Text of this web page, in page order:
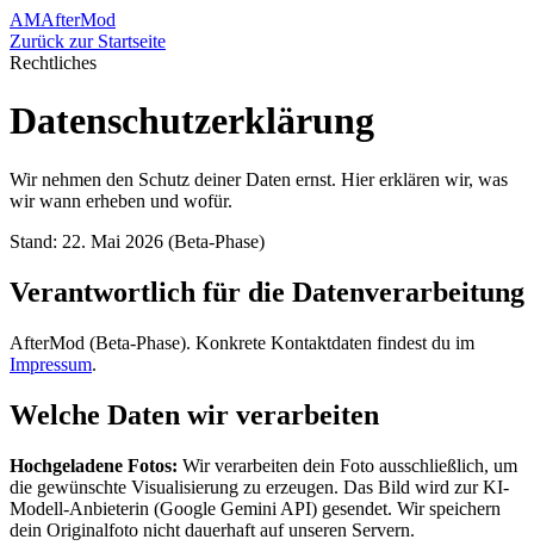
AMAfterMod
Zurück zur Startseite
Rechtliches
Datenschutzerklärung
Wir nehmen den Schutz deiner Daten ernst. Hier erklären wir, was
wir wann erheben und wofür.
Stand: 22. Mai 2026 (Beta-Phase)
Verantwortlich für die Datenverarbeitung
AfterMod (Beta-Phase). Konkrete Kontaktdaten findest du im
Impressum.
Welche Daten wir verarbeiten
Hochgeladene Fotos: Wir verarbeiten dein Foto ausschließlich, um
die gewünschte Visualisierung zu erzeugen. Das Bild wird zur KI-
Modell-Anbieterin (Google Gemini API) gesendet. Wir speichern
dein Originalfoto nicht dauerhaft auf unseren Servern.